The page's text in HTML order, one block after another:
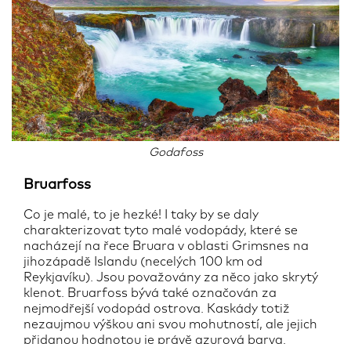
Godafoss
Bruarfoss
Co je malé, to je hezké! I taky by se daly
charakterizovat tyto malé vodopády, které se
nacházejí na řece Bruara v oblasti Grimsnes na
jihozápadě Islandu (necelých 100 km od
Reykjavíku). Jsou považovány za něco jako skrytý
klenot. Bruarfoss bývá také označován za
nejmodřejší vodopád ostrova. Kaskády totiž
nezaujmou výškou ani svou mohutností, ale jejich
přidanou hodnotou je právě azurová barva.